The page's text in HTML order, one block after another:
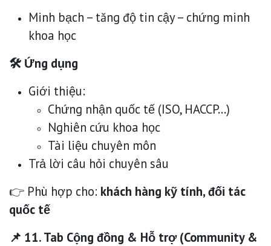
Minh bạch – tăng độ tin cậy – chứng minh
khoa học
🛠 Ứng dụng
Giới thiệu:
Chứng nhận quốc tế (ISO, HACCP…)
Nghiên cứu khoa học
Tài liệu chuyên môn
Trả lời câu hỏi chuyên sâu
👉 Phù hợp cho: khách hàng kỹ tính, đối tác
quốc tế
📌 11. Tab Cộng đồng & Hỗ trợ (Community &